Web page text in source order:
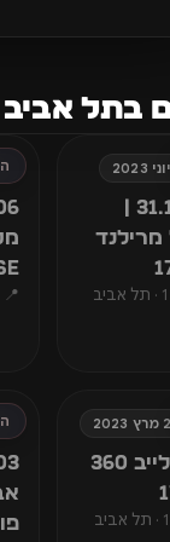
בתל אביב
מרילנד
📍
15.02 | לייב 360